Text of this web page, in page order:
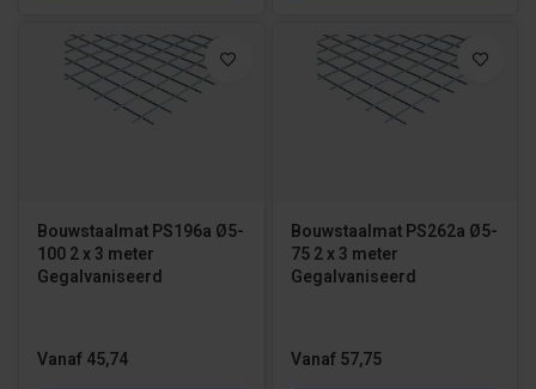
Bouwstaalmat PS196a Ø5-
100 2 x 3 meter
Gegalvaniseerd
Vanaf 45,74
Bouwstaalmat PS262a Ø5-
75 2 x 3 meter
Gegalvaniseerd
Vanaf 57,75